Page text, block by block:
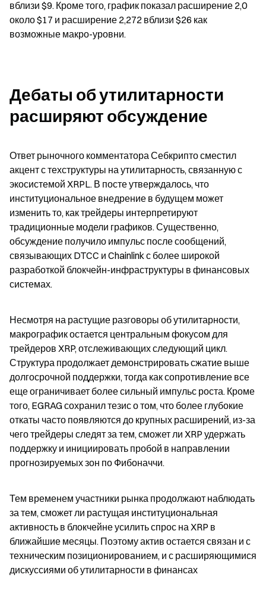
вблизи $9. Кроме того, график показал расширение 2,0
около $17 и расширение 2,272 вблизи $26 как
возможные макро-уровни.
Дебаты об утилитарности
расширяют обсуждение
Ответ рыночного комментатора Себкрипто сместил
акцент с техструктуры на утилитарность, связанную с
экосистемой XRPL. В посте утверждалось, что
институциональное внедрение в будущем может
изменить то, как трейдеры интерпретируют
традиционные модели графиков. Существенно,
обсуждение получило импульс после сообщений,
связывающих DTCC и Chainlink с более широкой
разработкой блокчейн-инфраструктуры в финансовых
системах.
Несмотря на растущие разговоры об утилитарности,
макрографик остается центральным фокусом для
трейдеров XRP, отслеживающих следующий цикл.
Структура продолжает демонстрировать сжатие выше
долгосрочной поддержки, тогда как сопротивление все
еще ограничивает более сильный импульс роста. Кроме
того, EGRAG сохранил тезис о том, что более глубокие
откаты часто появляются до крупных расширений, из-за
чего трейдеры следят за тем, сможет ли XRP удержать
поддержку и инициировать пробой в направлении
прогнозируемых зон по Фибоначчи.
Тем временем участники рынка продолжают наблюдать
за тем, сможет ли растущая институциональная
активность в блокчейне усилить спрос на XRP в
ближайшие месяцы. Поэтому актив остается связан и с
техническим позиционированием, и с расширяющимися
дискуссиями об утилитарности в финансах